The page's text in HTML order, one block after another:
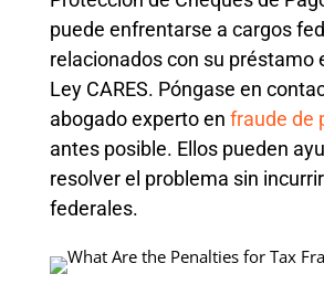
puede enfrentarse a cargos
relacionados con su préstamo
Ley CARES. Póngase en
abogado experto en fraude de
antes posible. Ellos pueden
resolver el problema sin
federales.